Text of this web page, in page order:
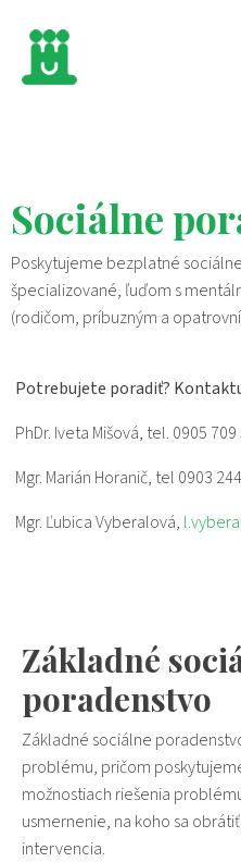
Sociálne
Poskytujeme bezplatné
špecializované, ľuďom s
(rodičom, príbuzným a
Potrebujete poradiť?
PhDr. Iveta Mišová, tel. 0905 709
Mgr. Marián Horanič, tel 0903
Mgr. Ľubica Vyberalová,
Základné
poradenstvo
Základné sociálne
problému, pričom
možnostiach riešenia
usmernenie, na koho sa
intervencia.